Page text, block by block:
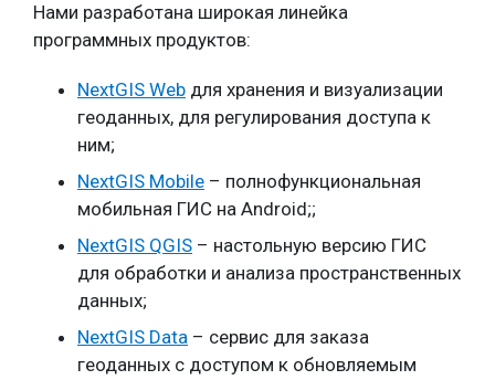
Нами разработана широкая линейка
программных продуктов:
NextGIS Web для хранения и визуализации
геоданных, для регулирования доступа к
ним;
NextGIS Mobile – полнофункциональная
мобильная ГИС на Android;;
NextGIS QGIS – настольную версию ГИС
для обработки и анализа пространственных
данных;
NextGIS Data – сервис для заказа
геоданных с доступом к обновляемым